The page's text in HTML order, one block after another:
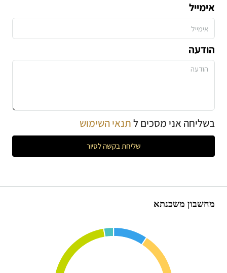
אימייל
הודעה
בשליחה אני מסכים לתנאי השימוש
שליחת בקשה לסיור
מחשבון משכנתא